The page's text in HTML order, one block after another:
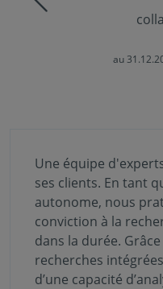
au
Une équipe
ses clients. En tant
autonome, nous
conviction à la
dans la durée.
recherches
d’une capacité